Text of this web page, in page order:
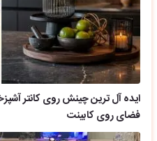
ایده آل ترین چینش روی کانتر
فضای روی کابینت